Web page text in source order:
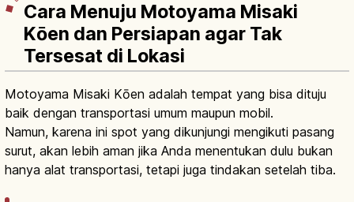
Cara Menuju Motoyama Misaki
Kōen dan Persiapan agar Tak
Tersesat di Lokasi
Motoyama Misaki Kōen adalah tempat yang bisa dituju
baik dengan transportasi umum maupun mobil.
Namun, karena ini spot yang dikunjungi mengikuti pasang
surut, akan lebih aman jika Anda menentukan dulu bukan
hanya alat transportasi, tetapi juga tindakan setelah tiba.